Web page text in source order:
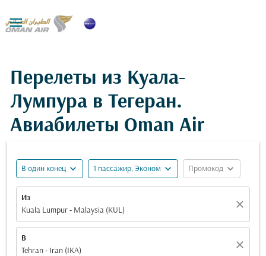

Перелеты из Куала-
Лумпура в Тегеран.
Авиабилеты Oman Air
В один конец expand_more 1 пассажир, Эконом expand_more Промокод expand_more
Из
Kuala Lumpur - Malaysia (KUL)
close
В
Tehran - Iran (IKA)
close